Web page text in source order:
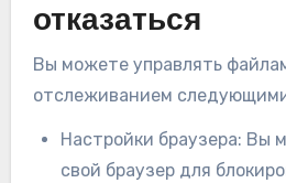
отказаться
Вы можете управлять
отслеживанием
Настройки браузера: Вы
свой браузер для